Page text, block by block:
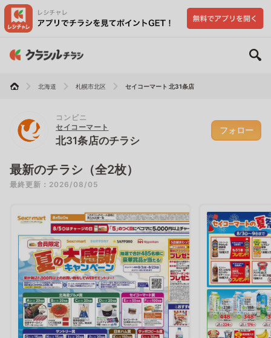
北海道 札幌市北区 セイコーマート 北31条店
コンビニ
セイコーマート
北31条店のチラシ
フォロー
最新のチラシ（全2枚）
最終更新：2026/08/05